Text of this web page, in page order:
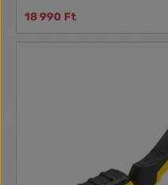
huzalvezető
Markolat: ergonomikus,
18 990 Ft